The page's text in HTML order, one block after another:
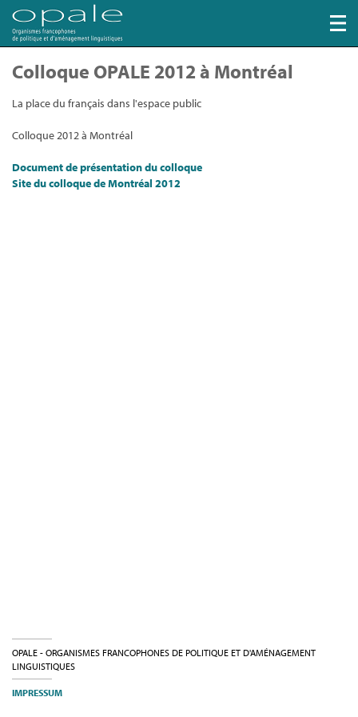
Colloque OPALE 2012 à Montréal
La place du français dans l'espace public
Colloque 2012 à Montréal
Document de présentation du colloque
Site du colloque de Montréal 2012
OPALE - ORGANISMES FRANCOPHONES DE POLITIQUE ET D'AMÉNAGEMENT
LINGUISTIQUES
IMPRESSUM